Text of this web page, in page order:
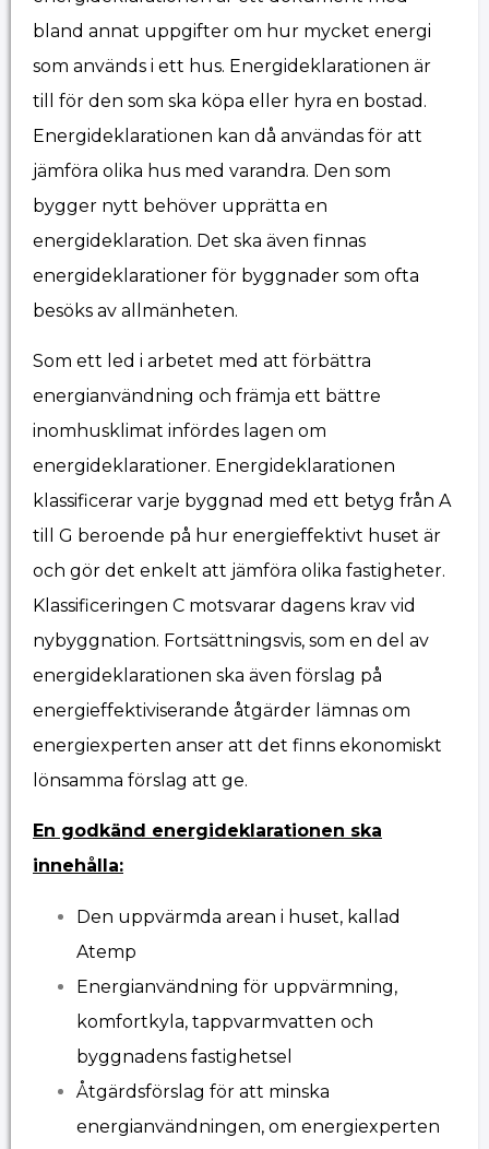
bland annat uppgifter om hur mycket energi
som används i ett hus. Energideklarationen är
till för den som ska köpa eller hyra en bostad.
Energideklarationen kan då användas för att
jämföra olika hus med varandra. Den som
bygger nytt behöver upprätta en
energideklaration. Det ska även finnas
energideklarationer för byggnader som ofta
besöks av allmänheten.
Som ett led i arbetet med att förbättra
energianvändning och främja ett bättre
inomhusklimat infördes lagen om
energideklarationer. Energideklarationen
klassificerar varje byggnad med ett betyg från A
till G beroende på hur energieffektivt huset är
och gör det enkelt att jämföra olika fastigheter.
Klassificeringen C motsvarar dagens krav vid
nybyggnation. Fortsättningsvis, som en del av
energideklarationen ska även förslag på
energieffektiviserande åtgärder lämnas om
energiexperten anser att det finns ekonomiskt
lönsamma förslag att ge.
En godkänd energideklarationen ska
innehålla:
Den uppvärmda arean i huset, kallad
Atemp
Energianvändning för uppvärmning,
komfortkyla, tappvarmvatten och
byggnadens fastighetsel
Åtgärdsförslag för att minska
energianvändningen, om energiexperten